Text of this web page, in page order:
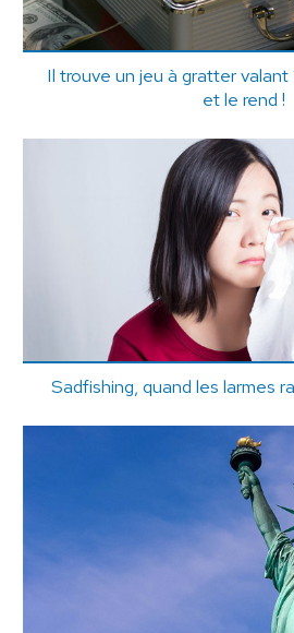
Il trouve un jeu à gratter valant
et le rend !
Sadfishing, quand les larmes